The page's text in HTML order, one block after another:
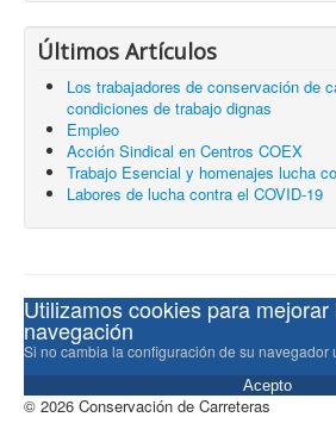
Últimos Artículos
Los trabajadores de conservación de
condiciones de trabajo dignas
Empleo
Acción Sindical en Centros COEX
Trabajo Esencial y homenajes lucha
Labores de lucha contra el COVID-19
Utilizamos cookies para
navegación
Si no cambia la configuración de su navegador
Acepto
© 2026 Conservación de Carreteras